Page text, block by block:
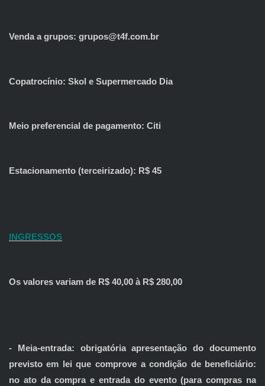
Venda a grupos: grupos@t4f.com.br
Copatrocínio: Skol e Supermercado Dia
Meio preferencial de pagamento: Citi
Estacionamento (terceirizado): R$ 45
INGRESSOS
Os valores variam de R$ 40,00 à R$ 280,00
- Meia-entrada: obrigatória apresentação do documento
previsto em lei que comprove a condição de beneficiário:
no ato da compra e entrada do evento (para compras na